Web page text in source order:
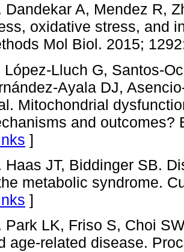
Dandekar A, Mendez R,
oxidative stress, and
Mol Biol. 2015;
López-Lluch G, Santos-
Ayala DJ,
Mitochondrial
and outcomes?
]
Haas JT, Biddinger SB.
metabolic syndrome.
]
Park LK, Friso S, Choi
age-related disease.